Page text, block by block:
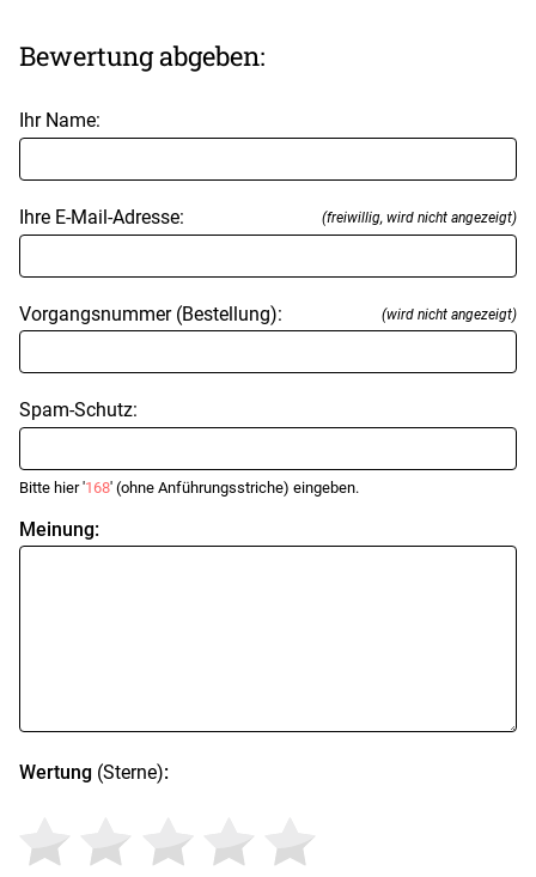
Bewertung abgeben:
Ihr Name:
Ihre E-Mail-Adresse: (freiwillig, wird nicht angezeigt)
Vorgangsnummer (Bestellung): (wird nicht angezeigt)
Spam-Schutz:
Bitte hier '168' (ohne Anführungsstriche) eingeben.
Meinung:
Wertung (Sterne):